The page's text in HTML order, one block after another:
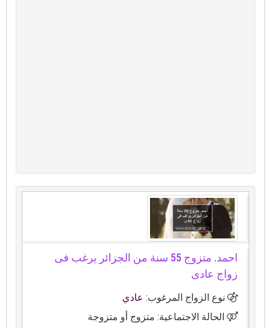
احمد. متزوج 55 سنة من الجزائر يرغب فى
زواج عادى
نوع الزواج المرغوب:عادي
الحالة الاجتماعية: متزوج أو متزوجة